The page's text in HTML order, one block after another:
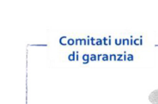
Convegno -